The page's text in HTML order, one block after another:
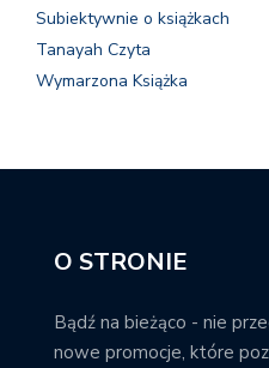
Subiektywnie o książkach
Tanayah Czyta
Wymarzona Książka
O STRONIE
Bądź na bieżąco - nie
nowe promocje, które